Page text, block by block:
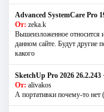
Advanced SystemCare Pro
От: zeka.k
Вышеизложенное относится
данном сайте. Будут другие
какого
SketchUp Pro 2026
От: alivakos
А портативки почему-то нет